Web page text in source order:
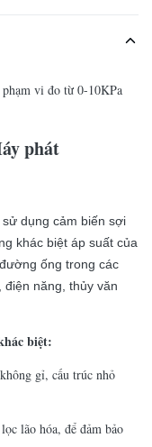
vi đo từ 0-10KPa
phát
dụng cảm biến sợi
khác biệt áp suất của
ống trong các
năng, thủy văn
biệt:
gỉ, cấu trúc nhỏ
lão hóa, để đảm bảo